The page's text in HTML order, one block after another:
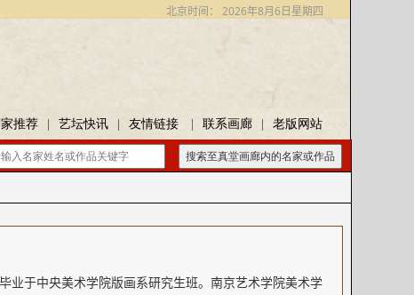
北京时间： 2026年8月6日星期四
推荐 艺坛快讯 友情链接 联系画廊 老版网站
搜索至真堂画廊内的名家或作品
业于中央美术学院版画系研究生班。南京艺术学院美术学